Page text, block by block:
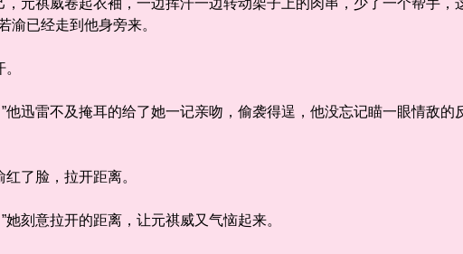
渝已经走到他身旁来。
迅雷不及掩耳的给了她一记亲吻，偷袭得逞，他没忘记瞄一眼情敌的
了脸，拉开距离。
刻意拉开的距离，让元祺威又气恼起来。